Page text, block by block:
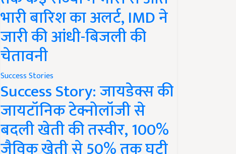
भारी बारिश का अलर्ट, IMD ने
जारी की आंधी-बिजली की
चेतावनी
Success Stories
Success Story: जायडेक्स की
जायटॉनिक टेक्नोलॉजी से
बदली खेती की तस्वीर, 100%